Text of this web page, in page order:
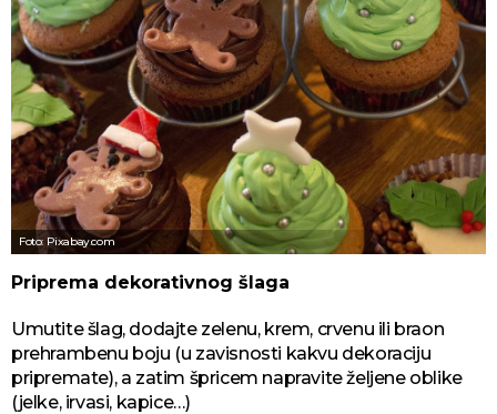
Foto: Pixabay.com
Priprema dekorativnog šlaga
Umutite šlag, dodajte zelenu, krem, crvenu ili braon
prehrambenu boju (u zavisnosti kakvu dekoraciju
pripremate), a zatim špricem napravite željene oblike
(jelke, irvasi, kapice…)